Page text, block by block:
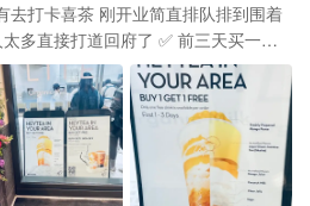
去打卡喜茶 刚开业简直排队排到围着
道回府了 ✅ 前三天买一赠
还有限定的西雅图冰箱贴 以前国
欢她家水果茶饮的路子 等开业人气爆